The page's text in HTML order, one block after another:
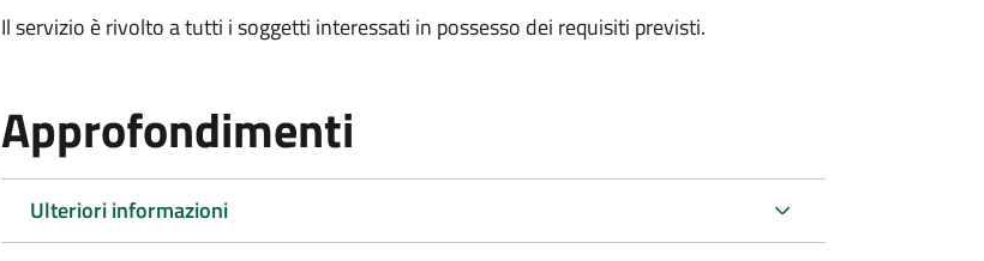
Il servizio è rivolto a tutti i soggetti interessati in possesso dei requisiti previsti.
Approfondimenti
Ulteriori informazioni